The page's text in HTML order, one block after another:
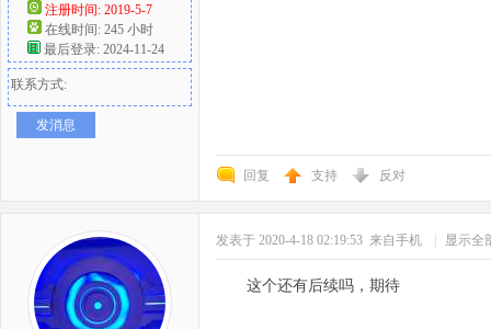
注册时间: 2019-5-7
在线时间: 245 小时
最后登录: 2024-11-24
联系方式:
发消息
回复 支持 反对
发表于 2020-4-18 02:19:53 来自手机 显示全
这个还有后续吗，期待